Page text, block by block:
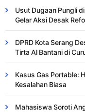
Usut Dugaan Pungli
Gelar Aksi Desak
DPRD Kota Serang
Tirta Al Bantani di
Kasus Gas Portable:
Kesalahan Biasa ​
Mahasiswa Soroti